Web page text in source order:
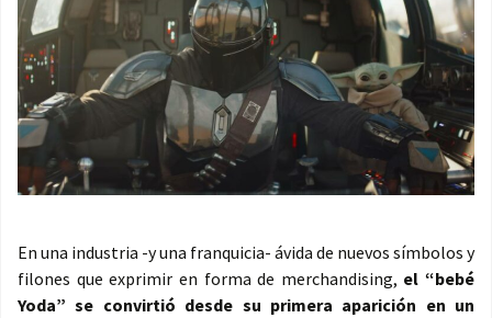
En una industria -y una franquicia- ávida de nuevos símbolos y
filones que exprimir en forma de merchandising, el “bebé
Yoda” se convirtió desde su primera aparición en un